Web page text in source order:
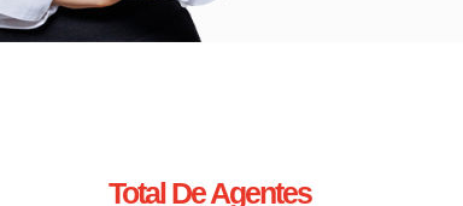
Total De Agentes